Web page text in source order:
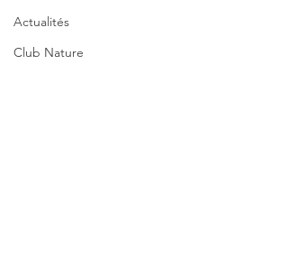
Actualités
Club Nature